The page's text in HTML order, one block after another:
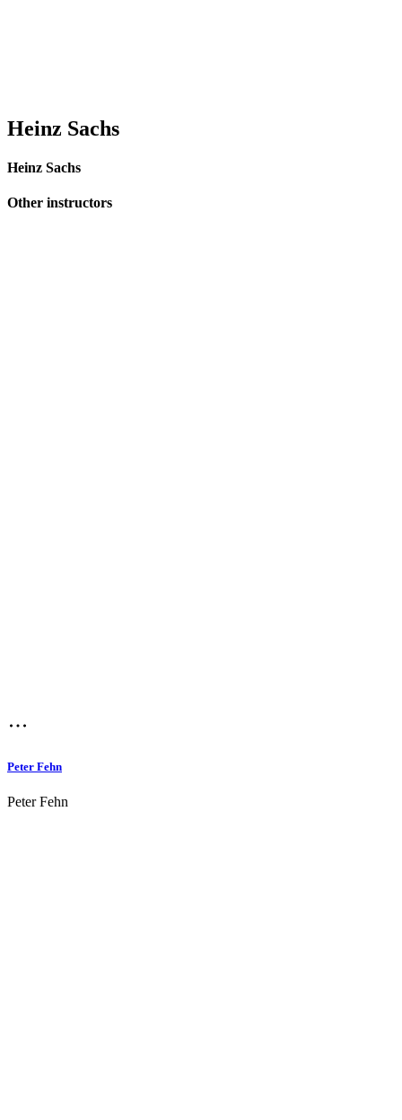
Heinz Sachs
Heinz Sachs
Other instructors
Peter Fehn
Peter Fehn